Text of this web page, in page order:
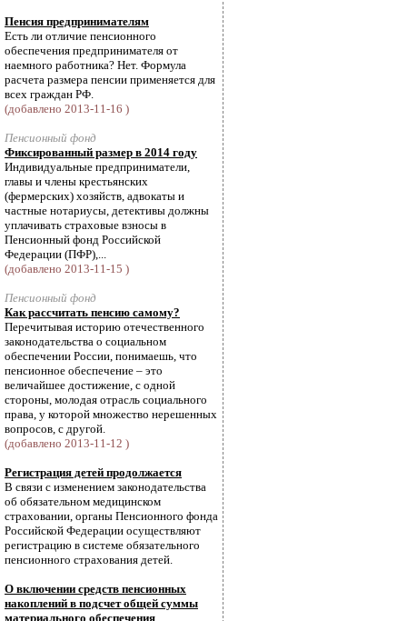
Пенсия предпринимателям
Есть ли отличие пенсионного
обеспечения предпринимателя от
наемного работника? Нет. Формула
расчета размера пенсии применяется для
всех граждан РФ.
(добавлено 2013-11-16 )
Пенсионный фонд
Фиксированный размер в 2014 году
Индивидуальные предприниматели,
главы и члены крестьянских
(фермерских) хозяйств, адвокаты и
частные нотариусы, детективы должны
уплачивать страховые взносы в
Пенсионный фонд Российской
Федерации (ПФР),...
(добавлено 2013-11-15 )
Пенсионный фонд
Как рассчитать пенсию самому?
Перечитывая историю отечественного
законодательства о социальном
обеспечении России, понимаешь, что
пенсионное обеспечение – это
величайшее достижение, с одной
стороны, молодая отрасль социального
права, у которой множество нерешенных
вопросов, с другой.
(добавлено 2013-11-12 )
Регистрация детей продолжается
В связи с изменением законодательства
об обязательном медицинском
страховании, органы Пенсионного фонда
Российской Федерации осуществляют
регистрацию в системе обязательного
пенсионного страхования детей.
О включении средств пенсионных
накоплений в подсчет общей суммы
материального обеспечения